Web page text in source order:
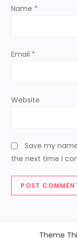
n
Name *
Email *
Website
Save my
the next time I
Theme